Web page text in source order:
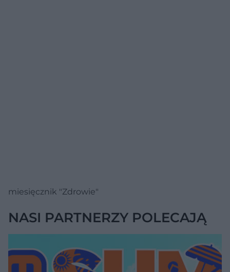
miesięcznik "Zdrowie"
NASI PARTNERZY POLECAJĄ